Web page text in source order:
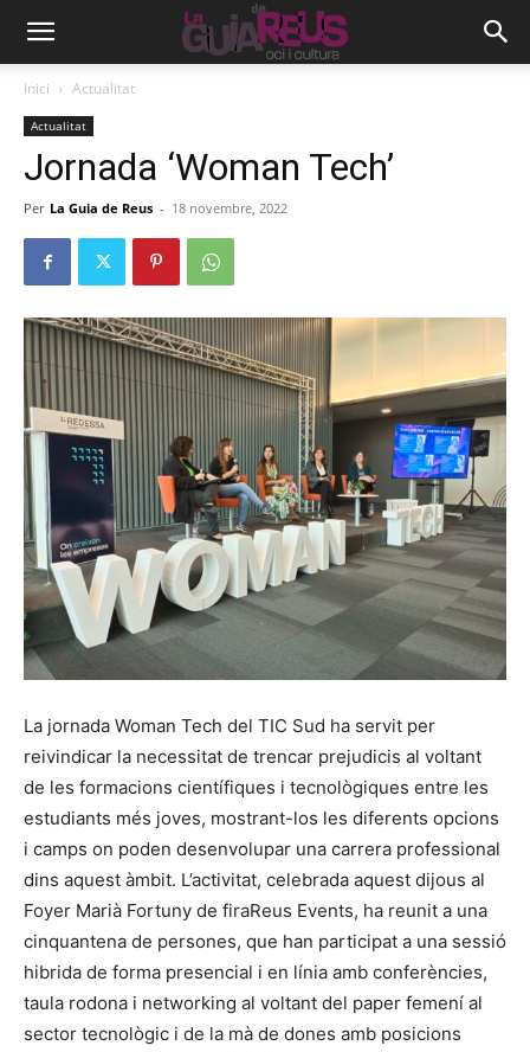
Inici Actualitat
Actualitat
Jornada ‘Woman Tech’
Per La Guia de Reus - 18 novembre, 2022
La jornada Woman Tech del TIC Sud ha servit per
reivindicar la necessitat de trencar prejudicis al voltant
de les formacions científiques i tecnològiques entre les
estudiants més joves, mostrant-los les diferents opcions
i camps on poden desenvolupar una carrera professional
dins aquest àmbit. L’activitat, celebrada aquest dijous al
Foyer Marià Fortuny de firaReus Events, ha reunit a una
cinquantena de persones, que han participat a una sessió
hibrida de forma presencial i en línia amb conferències,
taula rodona i networking al voltant del paper femení al
sector tecnològic i de la mà de dones amb posicions